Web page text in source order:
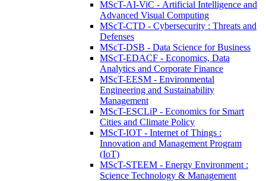
MScT-AI-ViC - Artificial Intelligence and
Advanced Visual Computing
MScT-CTD - Cybersecurity : Threats and
Defenses
MScT-DSB - Data Science for Business
MScT-EDACF - Economics, Data
Analytics and Corporate Finance
MScT-EESM - Environmental
Engineering and Sustainability
Management
MScT-ESCLiP - Economics for Smart
Cities and Climate Policy
MScT-IOT - Internet of Things :
Innovation and Management Program
(IoT)
MScT-STEEM - Energy Environment :
Science Technology & Management